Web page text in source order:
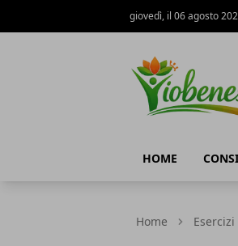
giovedì, il 06 agosto
HOME
Home